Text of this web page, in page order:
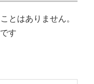
とはありません。
す